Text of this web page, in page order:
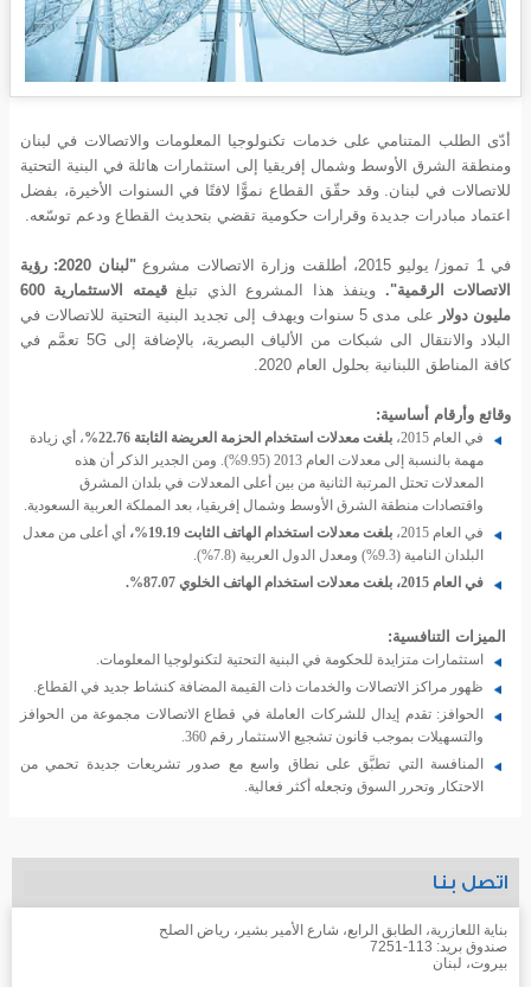
أدّى الطلب المتنامي على خدمات تكنولوجيا المعلومات والاتصالات في لبنان
ومنطقة الشرق الأوسط وشمال إفريقيا إلى استثمارات هائلة في البنية التحتية
للاتصالات في لبنان. وقد حقّق القطاع نموًّا لافتًا في السنوات الأخيرة، بفضل
اعتماد مبادرات جديدة وقرارات حكومية تقضي بتحديث القطاع ودعم توسّعه.
في 1 تموز/ يوليو 2015، أطلقت وزارة الاتصالات مشروع
"لبنان 2020: رؤية
الاتصالات الرقمية". وينفذ هذا المشروع الذي تبلغ
قيمته الاستثمارية 600
مليون دولار
على مدى 5 سنوات ويهدف إلى تجديد البنية التحتية للاتصالات في
البلاد والانتقال الى شبكات من الألياف البصرية، بالإضافة إلى 5G تعمَّم في
كافة المناطق اللبنانية بحلول العام 2020.
وقائع وأرقام أساسية:
في العام 2015، بلغت معدلات استخدام الحزمة العريضة الثابتة 22.76%
، أي زيادة
مهمة بالنسبة إلى معدلات العام 2013 (9.95%). ومن الجدير الذكر أن هذه
المعدلات تحتل المرتبة الثانية من بين أعلى المعدلات في بلدان المشرق
واقتصادات منطقة الشرق الأوسط وشمال إفريقيا، بعد المملكة العربية السعودية.
في العام 2015،
بلغت معدلات استخدام الهاتف الثابت 19.19%،
أي أعلى من معدل
البلدان النامية (9.3%) ومعدل الدول العربية (7.8%).
في العام 2015، بلغت معدلات استخدام الهاتف الخلوي 87.07%.
الميزات التنافسية:
استثمارات متزايدة للحكومة في البنية التحتية لتكنولوجيا المعلومات.
ظهور مراكز الاتصالات والخدمات ذات القيمة المضافة كنشاط جديد في القطاع.
الحوافز: تقدم إيدال للشركات العاملة في قطاع الاتصالات مجموعة من الحوافز
والتسهيلات بموجب قانون تشجيع الاستثمار رقم 360.
المنافسة التي تطبَّق على نطاق واسع مع صدور تشريعات جديدة تحمي من
الاحتكار وتحرر السوق وتجعله أكثر فعالية.
اتصل بنا
بناية اللعازرية، الطابق الرابع، شارع الأمير بشير، رياض الصلح
صندوق بريد: 113-7251
بيروت، لبنان